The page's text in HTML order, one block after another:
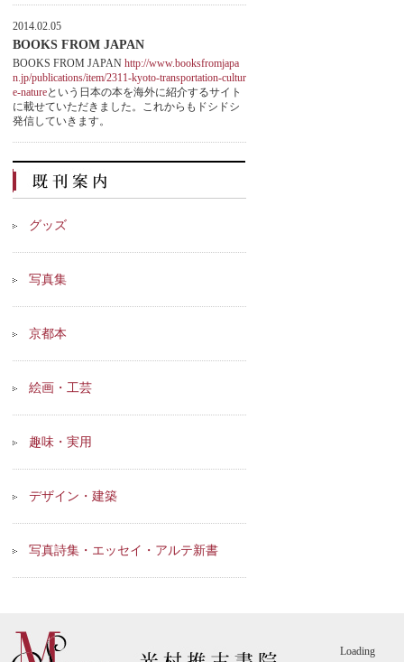
2014.02.05
BOOKS FROM JAPAN
BOOKS FROM JAPAN http://www.booksfromjapa
n.jp/publications/item/2311-kyoto-transportation-cultur
e-natureという日本の本を海外に紹介するサイト
に載せていただきました。これからもドシドシ
発信していきます。
グッズ
写真集
京都本
絵画・工芸
趣味・実用
デザイン・建築
写真詩集・エッセイ・アルテ新書
Loading